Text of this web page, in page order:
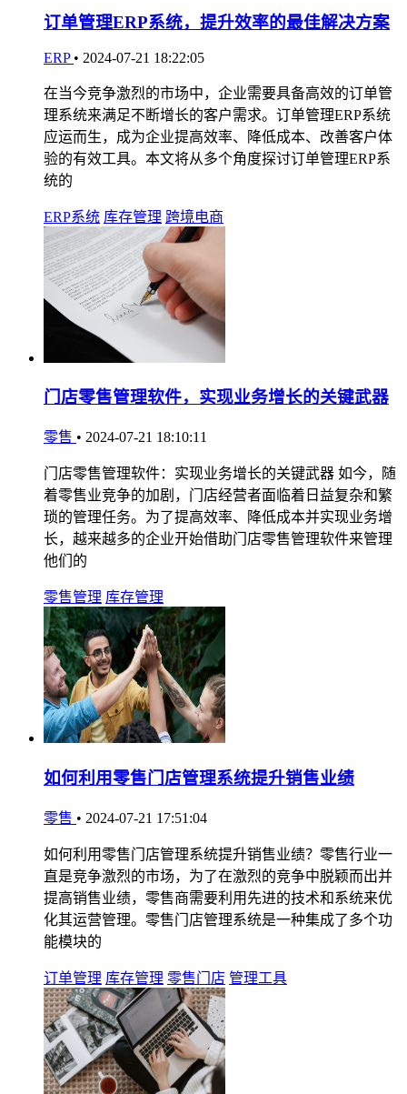
订单管理ERP系统，提升效率的最佳解决方案
ERP • 2024-07-21 18:22:05
在当今竞争激烈的市场中，企业需要具备高效的订单管
理系统来满足不断增长的客户需求。订单管理ERP系统
应运而生，成为企业提高效率、降低成本、改善客户体
验的有效工具。本文将从多个角度探讨订单管理ERP系
统的
ERP系统 库存管理 跨境电商
门店零售管理软件，实现业务增长的关键武器
零售 • 2024-07-21 18:10:11
门店零售管理软件：实现业务增长的关键武器 如今，随
着零售业竞争的加剧，门店经营者面临着日益复杂和繁
琐的管理任务。为了提高效率、降低成本并实现业务增
长，越来越多的企业开始借助门店零售管理软件来管理
他们的
零售管理 库存管理
如何利用零售门店管理系统提升销售业绩
零售 • 2024-07-21 17:51:04
如何利用零售门店管理系统提升销售业绩？零售行业一
直是竞争激烈的市场，为了在激烈的竞争中脱颖而出并
提高销售业绩，零售商需要利用先进的技术和系统来优
化其运营管理。零售门店管理系统是一种集成了多个功
能模块的
订单管理 库存管理 零售门店 管理工具